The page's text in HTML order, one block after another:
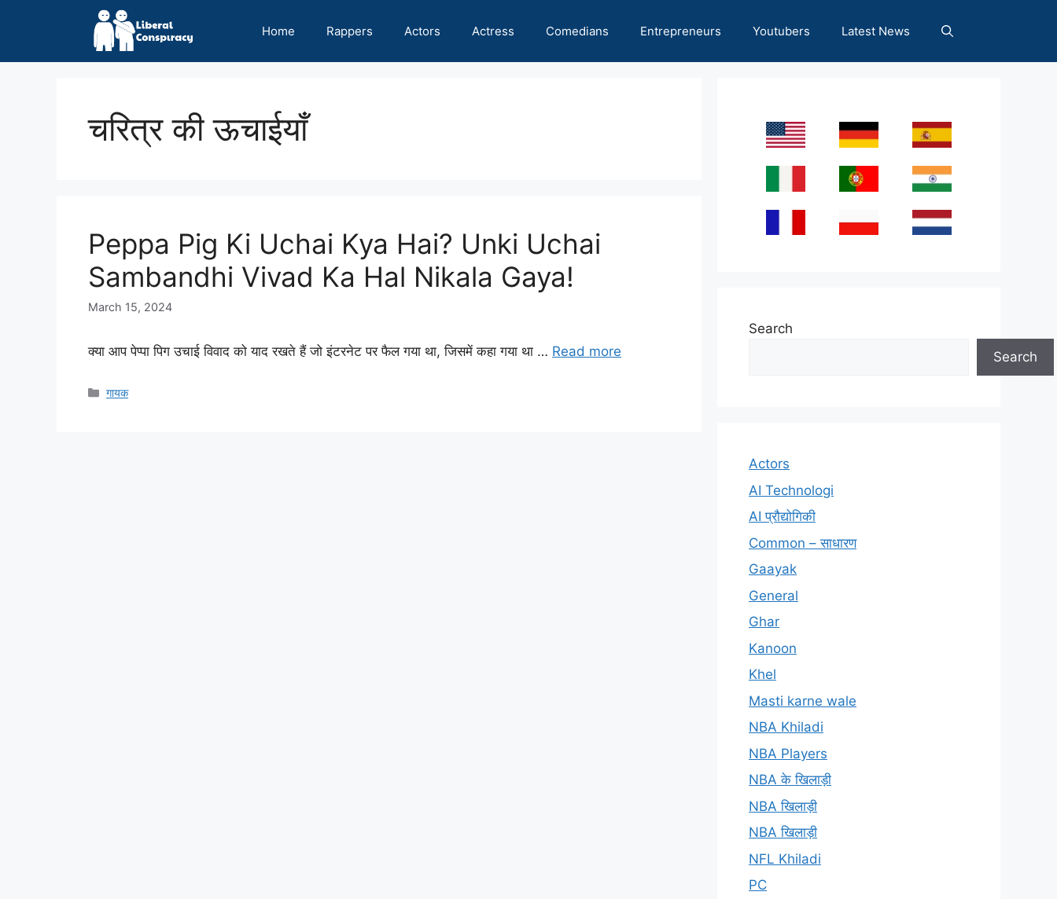
Home Rappers Actors Actress Comedians Entrepreneurs Youtubers Latest News
चरित्र की ऊचाईयाँ
Peppa Pig Ki Uchai Kya Hai? Unki Uchai
Sambandhi Vivad Ka Hal Nikala Gaya!
March 15, 2024
क्या आप पेप्पा पिग उचाई विवाद को याद रखते हैं जो इंटरनेट पर फैल गया था, जिसमें कहा गया था … Read more
Categories
गायक
Search
Search
Actors
AI Technologi
AI प्रौद्योगिकी
Common – साधारण
Gaayak
General
Ghar
Kanoon
Khel
Masti karne wale
NBA Khiladi
NBA Players
NBA के खिलाड़ी
NBA खिलाड़ी
NBA खिलाड़ी
NFL Khiladi
PC